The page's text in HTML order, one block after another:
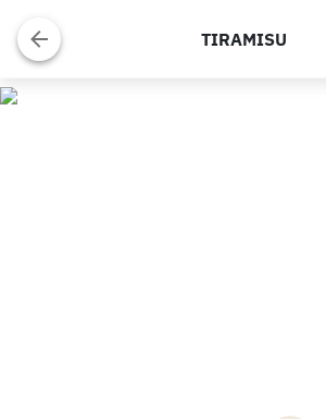
TIRAMISU